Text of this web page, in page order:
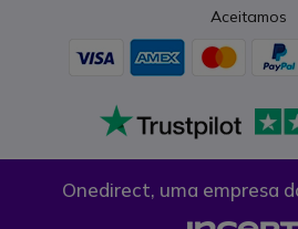
Aceitamos
Onedirect, uma empresa